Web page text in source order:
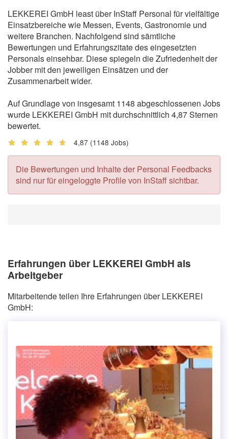
LEKKEREI GmbH least über InStaff Personal für vielfältige
Einsatzbereiche wie Messen, Events, Gastronomie und
weitere Branchen. Nachfolgend sind sämtliche
Bewertungen und Erfahrungszitate des eingesetzten
Personals einsehbar. Diese spiegeln die Zufriedenheit der
Jobber mit den jeweiligen Einsätzen und der
Zusammenarbeit wider.
Auf Grundlage von insgesamt 1148 abgeschlossenen Jobs
wurde LEKKEREI GmbH mit durchschnittlich 4,87 Sternen
bewertet.
4,87 (1148 Jobs)
Die Bewertungen und Inhalte der Personal Feedbacks
sind nur für eingeloggte Profile von InStaff sichtbar.
Erfahrungen über LEKKEREI GmbH als
Arbeitgeber
Mitarbeitende teilen Ihre Erfahrungen über LEKKEREI
GmbH: